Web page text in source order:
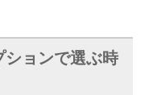
ションで選ぶ時